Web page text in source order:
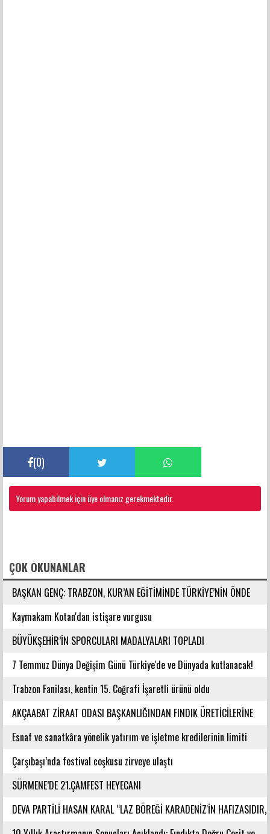
(0)
Yorum yapabilmek için üye olmanız gerekmektedir.
ÇOK OKUNANLAR
BAŞKAN GENÇ: TRABZON, KUR’AN EĞİTİMİNDE TÜRKİYE’NİN ÖNDE
GELEN ŞEHİRLERİNDENDİR
Kaymakam Kotan'dan istişare vurgusu
BÜYÜKŞEHİR’İN SPORCULARI MADALYALARI TOPLADI
7 Temmuz Dünya Değişim Günü Türkiye'de ve Dünyada kutlanacak!
Trabzon Fanilası, kentin 15. Coğrafi İşaretli ürünü oldu
AKÇAABAT ZİRAAT ODASI BAŞKANLIĞINDAN FINDIK ÜRETİCİLERİNE
AĞUSTOS AYI İÇİN UYARI!
Esnaf ve sanatkâra yönelik yatırım ve işletme kredilerinin limiti
artırıldı
Çarşıbaşı’nda festival coşkusu zirveye ulaştı
SÜRMENE’DE 21.ÇAMFEST HEYECANI
DEVA PARTİLİ HASAN KARAL “LAZ BÖREĞİ KARADENİZ'İN HAFIZASIDIR,